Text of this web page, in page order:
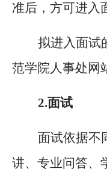
准后，方可进入
拟进入面试
范学院人事处网
2.面试
面试依据不
讲、专业问答、